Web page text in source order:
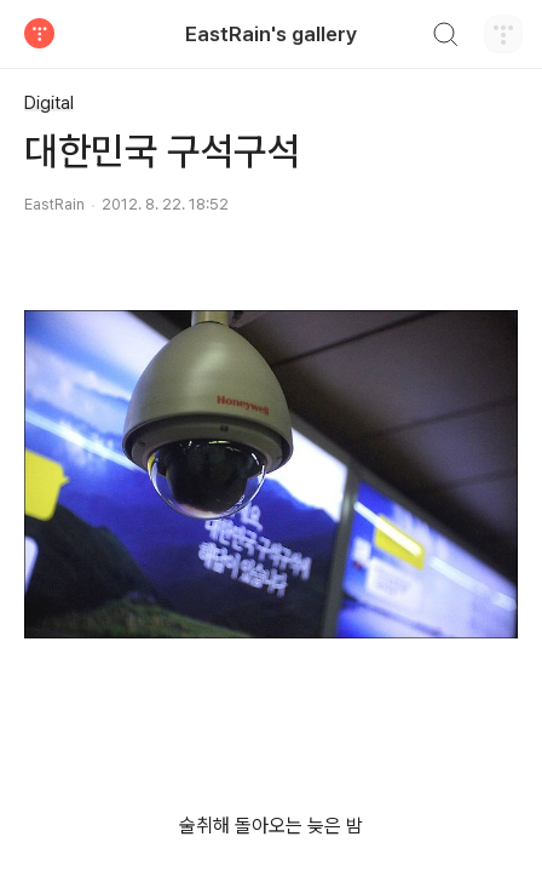
EastRain's gallery
Digital
대한민국 구석구석
EastRain 2012. 8. 22. 18:52
술취해 돌아오는 늦은 밤